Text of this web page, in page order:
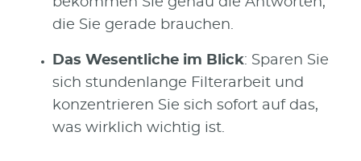
die Sie gerade brauchen.
Das Wesentliche im Blick: Sparen Sie
sich stundenlange Filterarbeit und
konzentrieren Sie sich sofort auf das,
was wirklich wichtig ist.